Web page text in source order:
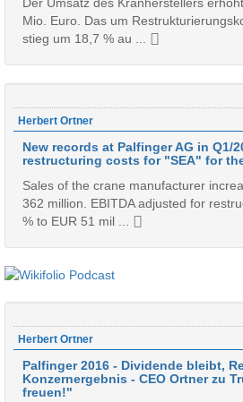
Mio. Euro. Das um
stieg um 18,7 % au ...
Herbert Ortner
New records at Palfinger AG in Q1/
restructuring costs for "SEA" for
Sales of the crane manufacturer
362 million. EBITDA adjusted for
% to EUR 51 mil ...
Herbert Ortner
Palfinger 2016 - Dividende bleibt,
Konzernergebnis - CEO Ortner zu
freuen!"